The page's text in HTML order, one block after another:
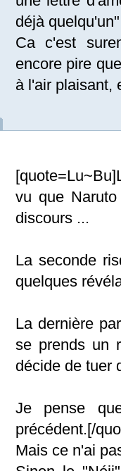
déjà
Ca c'est
encore pire
à l'air plaisant,
vu que
discours ...
La seconde
quelques
La dernière
se prends un
décide de tuer
Je pense
précédent.[/
Mais ce n'ai